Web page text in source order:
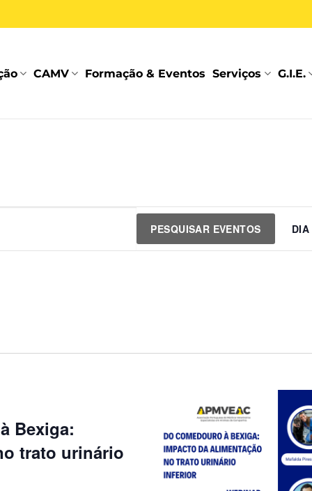
CAMV Formação & Eventos Serviços G.I.E.
PESQUISAR EVENTOS DIA
Bexiga:
trato urinário